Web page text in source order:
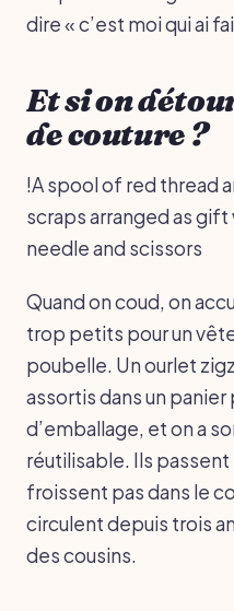
dire « c’est moi qui ai
Et si on
de couture ?
!A spool of red thread
scraps arranged as gift
needle and scissors
Quand on coud, on
trop petits pour un
poubelle. Un ourlet
assortis dans un
d’emballage, et on a
réutilisable. Ils passent
froissent pas dans le
circulent depuis trois
des cousins.